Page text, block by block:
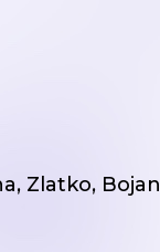
Zlatko, Bojan